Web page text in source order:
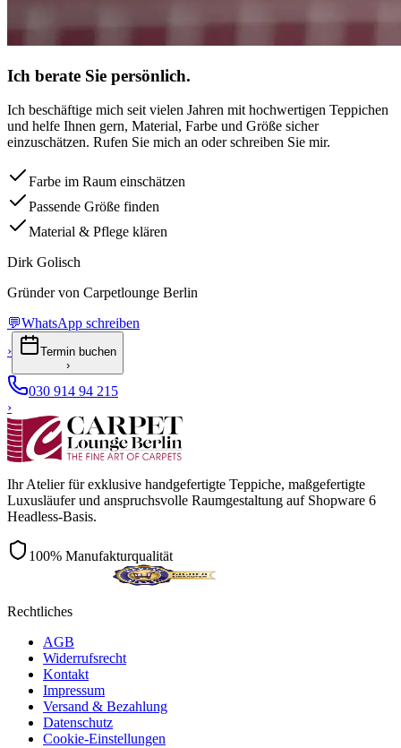
Ich berate Sie persönlich.
Ich beschäftige mich seit vielen Jahren mit hochwertigen Teppichen
und helfe Ihnen gern, Material, Farbe und Größe sicher
einzuschätzen. Rufen Sie mich an oder schreiben Sie mir.
Farbe im Raum einschätzen
Passende Größe finden
Material & Pflege klären
Dirk Golisch
Gründer von Carpetlounge Berlin
💬WhatsApp schreiben
›
Termin buchen
›
030 914 94 215
›
Ihr Atelier für exklusive handgefertigte Teppiche, maßgefertigte
Luxusläufer und anspruchsvolle Raumgestaltung auf Shopware 6
Headless-Basis.
100% Manufakturqualität
Rechtliches
AGB
Widerrufsrecht
Kontakt
Impressum
Versand & Bezahlung
Datenschutz
Cookie-Einstellungen